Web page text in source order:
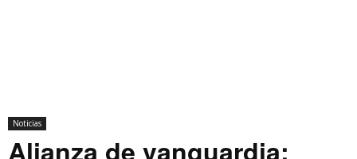
Noticias
Alianza de vanguardia: